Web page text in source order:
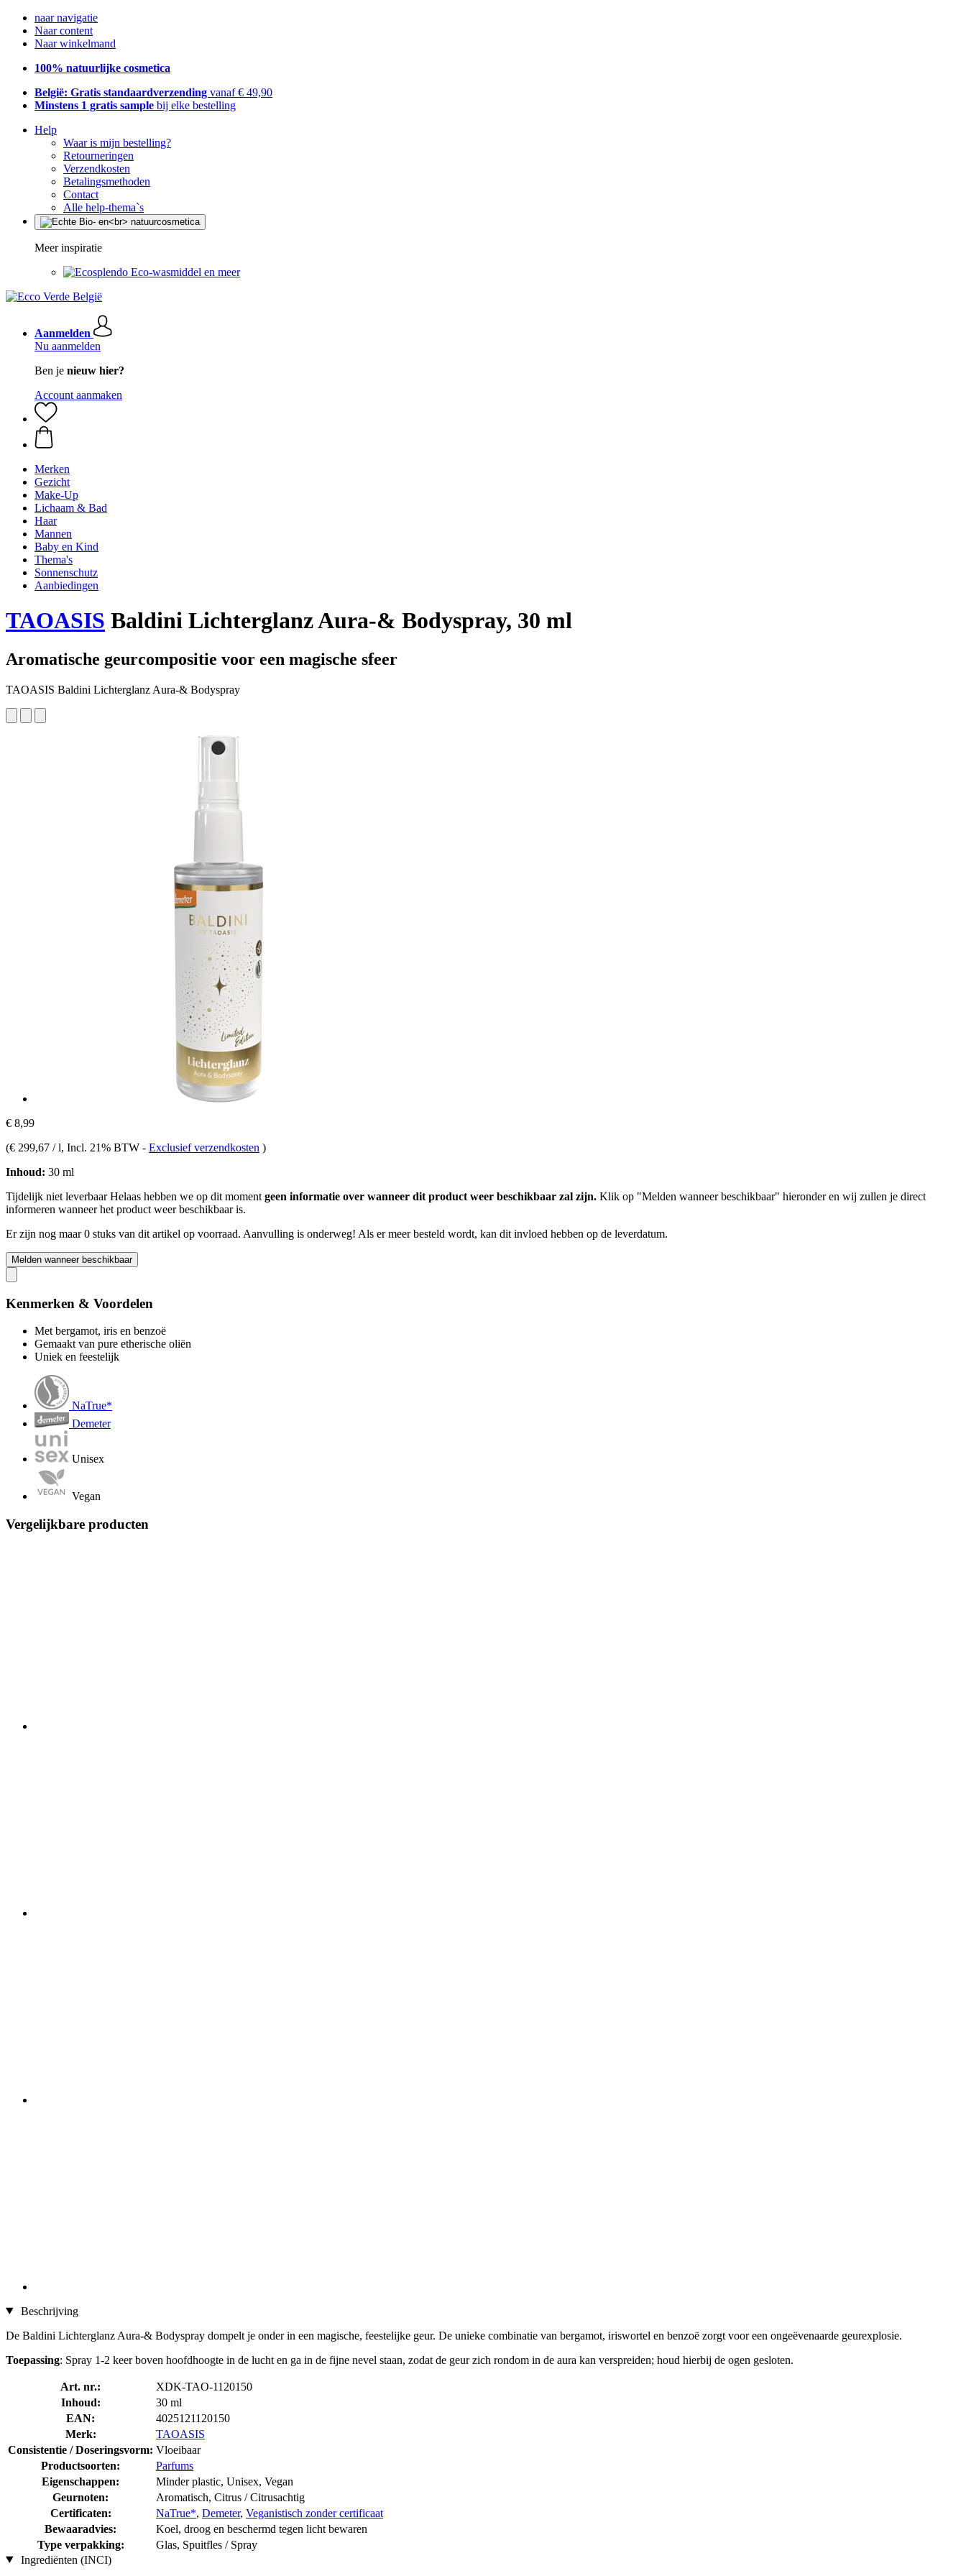
naar navigatie
Naar content
Naar winkelmand
100% natuurlijke cosmetica
België: Gratis standaardverzending vanaf € 49,90
Minstens 1 gratis sample bij elke bestelling
Help
Waar is mijn bestelling?
Retourneringen
Verzendkosten
Betalingsmethoden
Contact
Alle help-thema`s
Meer inspiratie
Eco-wasmiddel en meer
Aanmelden
Nu aanmelden
Ben je nieuw hier?
Account aanmaken
Merken
Gezicht
Make-Up
Lichaam & Bad
Haar
Mannen
Baby en Kind
Thema's
Sonnenschutz
Aanbiedingen
TAOASIS Baldini Lichterglanz Aura-& Bodyspray, 30 ml
Aromatische geurcompositie voor een magische sfeer
TAOASIS Baldini Lichterglanz Aura-& Bodyspray
€ 8,99
(€ 299,67 / l, Incl. 21% BTW - Exclusief verzendkosten )
Inhoud: 30 ml
Tijdelijk niet leverbaarHelaas hebben we op dit moment geen informatie over wanneer dit product weer beschikbaar zal zijn. Klik op "Melden wanneer beschikbaar" hieronder en wij zullen je direct
informeren wanneer het product weer beschikbaar is.
Er zijn nog maar 0 stuks van dit artikel op voorraad. Aanvulling is onderweg! Als er meer besteld wordt, kan dit invloed hebben op de leverdatum.
Melden wanneer beschikbaar
Kenmerken & Voordelen
Met bergamot, iris en benzoë
Gemaakt van pure etherische oliën
Uniek en feestelijk
NaTrue*
Demeter
Unisex
Vegan
Vergelijkbare producten
Beschrijving
De Baldini Lichterglanz Aura-& Bodyspray dompelt je onder in een magische, feestelijke geur. De unieke combinatie van bergamot, iriswortel en benzoë zorgt voor een ongeëvenaarde geurexplosie.
Toepassing: Spray 1-2 keer boven hoofdhoogte in de lucht en ga in de fijne nevel staan, zodat de geur zich rondom in de aura kan verspreiden; houd hierbij de ogen gesloten.
Art. nr.:
XDK-TAO-1120150
Inhoud:
30 ml
EAN:
4025121120150
Merk:
TAOASIS
Consistentie / Doseringsvorm: Vloeibaar
Productsoorten:
Parfums
Eigenschappen:
Minder plastic, Unisex, Vegan
Geurnoten:
Aromatisch, Citrus / Citrusachtig
Certificaten:
NaTrue*, Demeter, Veganistisch zonder certificaat
Bewaaradvies:
Koel, droog en beschermd tegen licht bewaren
Type verpakking:
Glas, Spuitfles / Spray
Ingrediënten (INCI)